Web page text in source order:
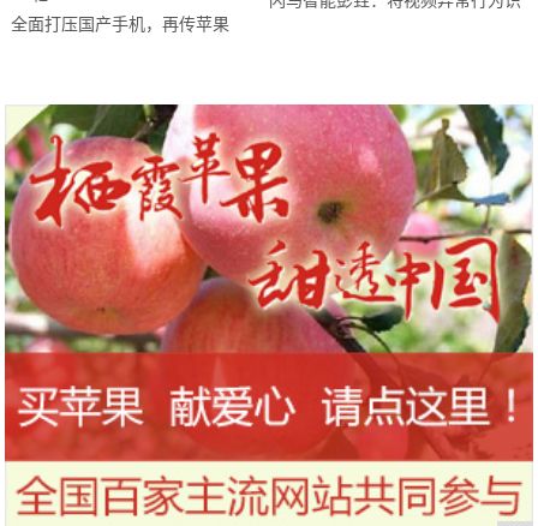
全面打压国产手机，再传苹果